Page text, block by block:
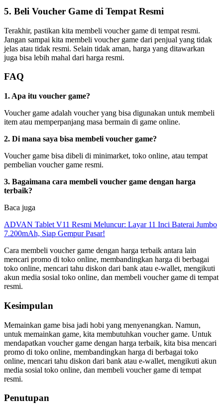
5. Beli Voucher Game di Tempat Resmi
Terakhir, pastikan kita membeli voucher game di tempat resmi.
Jangan sampai kita membeli voucher game dari penjual yang tidak
jelas atau tidak resmi. Selain tidak aman, harga yang ditawarkan
juga bisa lebih mahal dari harga resmi.
FAQ
1. Apa itu voucher game?
Voucher game adalah voucher yang bisa digunakan untuk membeli
item atau memperpanjang masa bermain di game online.
2. Di mana saya bisa membeli voucher game?
Voucher game bisa dibeli di minimarket, toko online, atau tempat
pembelian voucher game resmi.
3. Bagaimana cara membeli voucher game dengan harga
terbaik?
Baca juga
ADVAN Tablet V11 Resmi Meluncur: Layar 11 Inci Baterai Jumbo
7.200mAh, Siap Gempur Pasar!
Cara membeli voucher game dengan harga terbaik antara lain
mencari promo di toko online, membandingkan harga di berbagai
toko online, mencari tahu diskon dari bank atau e-wallet, mengikuti
akun media sosial toko online, dan membeli voucher game di tempat
resmi.
Kesimpulan
Memainkan game bisa jadi hobi yang menyenangkan. Namun,
untuk memainkan game, kita membutuhkan voucher game. Untuk
mendapatkan voucher game dengan harga terbaik, kita bisa mencari
promo di toko online, membandingkan harga di berbagai toko
online, mencari tahu diskon dari bank atau e-wallet, mengikuti akun
media sosial toko online, dan membeli voucher game di tempat
resmi.
Penutupan